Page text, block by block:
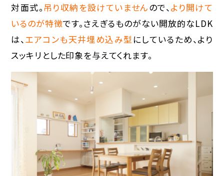
対面式。 吊り収納を設けていませんので、 より開けて
いるのが特徴です。さえぎるものがない開放的なLDK
は、 エアコンも天井埋め込み型 にしているため、より
スッキリとした印象を与えてくれます。